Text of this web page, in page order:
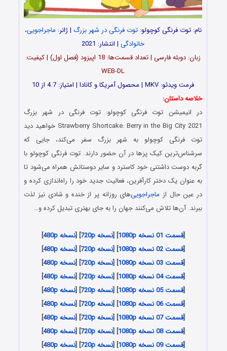
نام: توت فرنگی کوچولو:توت فرنگی در شهر بزرگ | ژانر: ماجراجویی،
خانوادگی | انتشار: 2021
زبان: دوبله فارسی | تعداد قسمت‌‌ها: 18 اپیزود (فصل اول) | کیفیت:
WEB-DL
فرمت ویدئو: MKV | محصول آمریکا و کانادا | امتیاز: 4.7 از 10
خلاصه داستان:
در انیمیشن توت فرنگی کوچولو: توت فرنگی در شهر بزرگ
Strawberry Shortcake: Berry in the Big City 2021 خواهید دید
توت فرنگی کوچولو به شهر بزرگ سفر می‌کند، جایی که
سرشناس‌ترین کیک پزها در آن حضور دارند. توت فرنگی کوچولو با
گربه دوست داشتنی خود کاسترد و سایر دوستانش همراه می‌شود تا
به عنوان یک دختر کارآفرین، فعالیت جدید خود را راه‌اندازی کرده و
در عین حال از ماجراجویی‌های روزانه پر از خنده و شادی نیز لذت
ببرند. آن‌ها تلاش می‌کنند جهان را به جای بهتری تبدیل کرده و…
[قسمت 01 نسخه 1080p ] [نسخه 720p ] [نسخه 480p
]
[قسمت 02 نسخه 1080p ] [نسخه 720p ] [نسخه 480p
]
[قسمت 03 نسخه 1080p ] [نسخه 720p ] [نسخه 480p
]
[قسمت 04 نسخه 1080p ] [نسخه 720p ] [نسخه 480p
]
[قسمت 05 نسخه 1080p ] [نسخه 720p ] [نسخه 480p
]
[قسمت 06 نسخه 1080p ] [نسخه 720p ] [نسخه 480p
]
[قسمت 07 نسخه 1080p ] [نسخه 720p ] [نسخه 480p
]
[قسمت 08 نسخه 1080p ] [نسخه 720p ] [نسخه 480p
]
[قسمت 09 نسخه 1080p ] [نسخه 720p ] [نسخه 480p
]